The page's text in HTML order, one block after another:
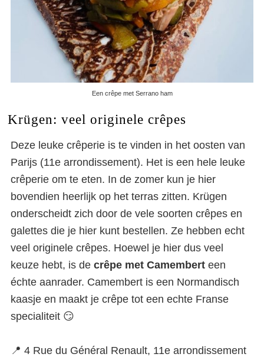
Een crêpe met Serrano ham
Krügen: veel originele crêpes
Deze leuke crêperie is te vinden in het oosten van
Parijs (11e arrondissement). Het is een hele leuke
crêperie om te eten. In de zomer kun je hier
bovendien heerlijk op het terras zitten. Krügen
onderscheidt zich door de vele soorten crêpes en
galettes die je hier kunt bestellen. Ze hebben echt
veel originele crêpes. Hoewel je hier dus veel
keuze hebt, is de crêpe met Camembert een
échte aanrader. Camembert is een Normandisch
kaasje en maakt je crêpe tot een echte Franse
specialiteit 😏
📍 4 Rue du Général Renault, 11e arrondissement